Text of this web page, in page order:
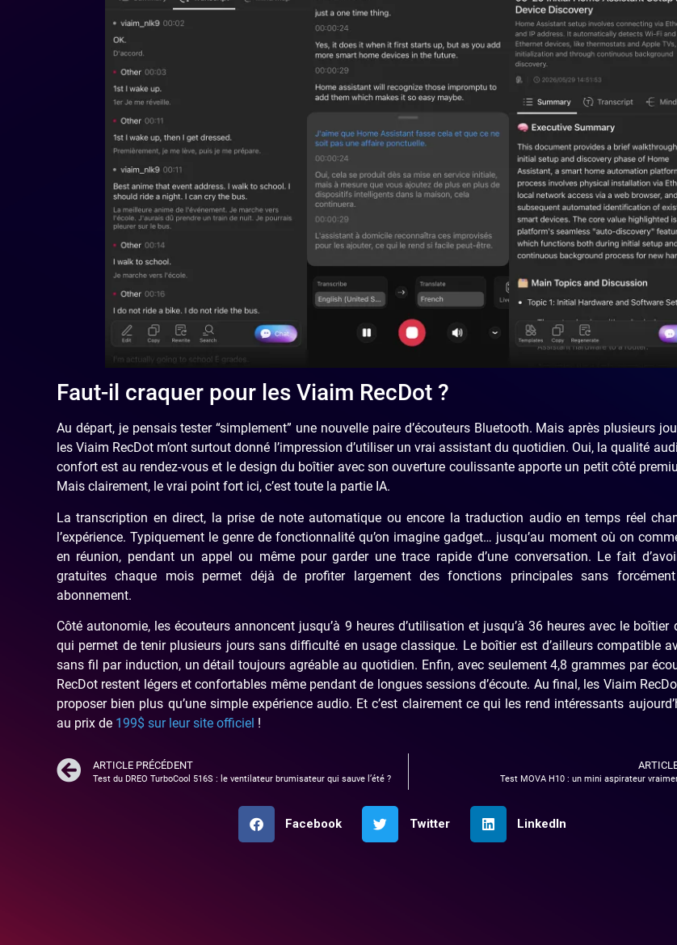
Faut-il craquer pour les Viaim RecDot ?
Au départ, je pensais tester “simplement” une nouvelle paire d’écouteurs Bluetooth. Mais après plusieurs
les Viaim RecDot m’ont surtout donné l’impression d’utiliser un vrai assistant du quotidien. Oui, la qualité
confort est au rendez-vous et le design du boîtier avec son ouverture coulissante apporte un petit côté
Mais clairement, le vrai point fort ici, c’est toute la partie IA.
La transcription en direct, la prise de note automatique ou encore la traduction audio en temps réel
l’expérience. Typiquement le genre de fonctionnalité qu’on imagine gadget… jusqu’au moment où on
en réunion, pendant un appel ou même pour garder une trace rapide d’une conversation. Le fait
gratuites chaque mois permet déjà de profiter largement des fonctions principales sans
abonnement.
Côté autonomie, les écouteurs annoncent jusqu’à 9 heures d’utilisation et jusqu’à 36 heures avec le boîtier
qui permet de tenir plusieurs jours sans difficulté en usage classique. Le boîtier est d’ailleurs compatible
sans fil par induction, un détail toujours agréable au quotidien. Enfin, avec seulement 4,8 grammes par
RecDot restent légers et confortables même pendant de longues sessions d’écoute. Au final, les Viaim
proposer bien plus qu’une simple expérience audio. Et c’est clairement ce qui les rend intéressants
au prix de 199$ sur leur site officiel !
ARTICLE PRÉCÉDENT
Test du DREO TurboCool 516S : le ventilateur brumisateur qui sauve l’été ? Test MOVA H10 : un mini aspirateur
Facebook Twitter LinkedIn